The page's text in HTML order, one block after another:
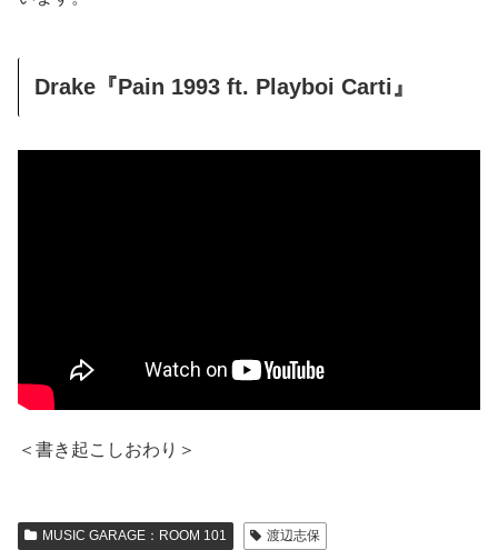
Drake『Pain 1993 ft. Playboi Carti』
＜書き起こしおわり＞
MUSIC GARAGE：ROOM 101 渡辺志保